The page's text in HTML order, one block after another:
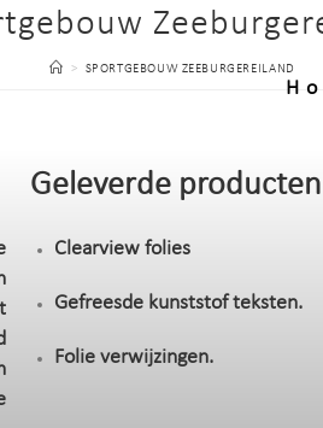
> SPORTGEBOUW ZEEBURGEREILAND
Geleverde producten
Clearview folies
Gefreesde kunststof teksten.
Folie verwijzingen.